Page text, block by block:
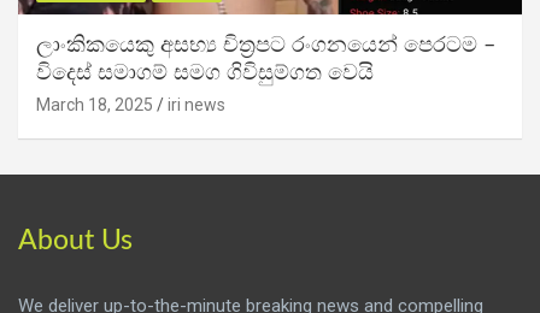
ලාංකිකයෙකු අසභ්‍ය චිත්‍රපට රංගනයෙන් පෙරටම –
විදෙස් සමාගම් සමග ගිවිසුම්ගත වෙයි
March 18, 2025 iri news
About Us
We deliver up-to-the-minute breaking news and compelling